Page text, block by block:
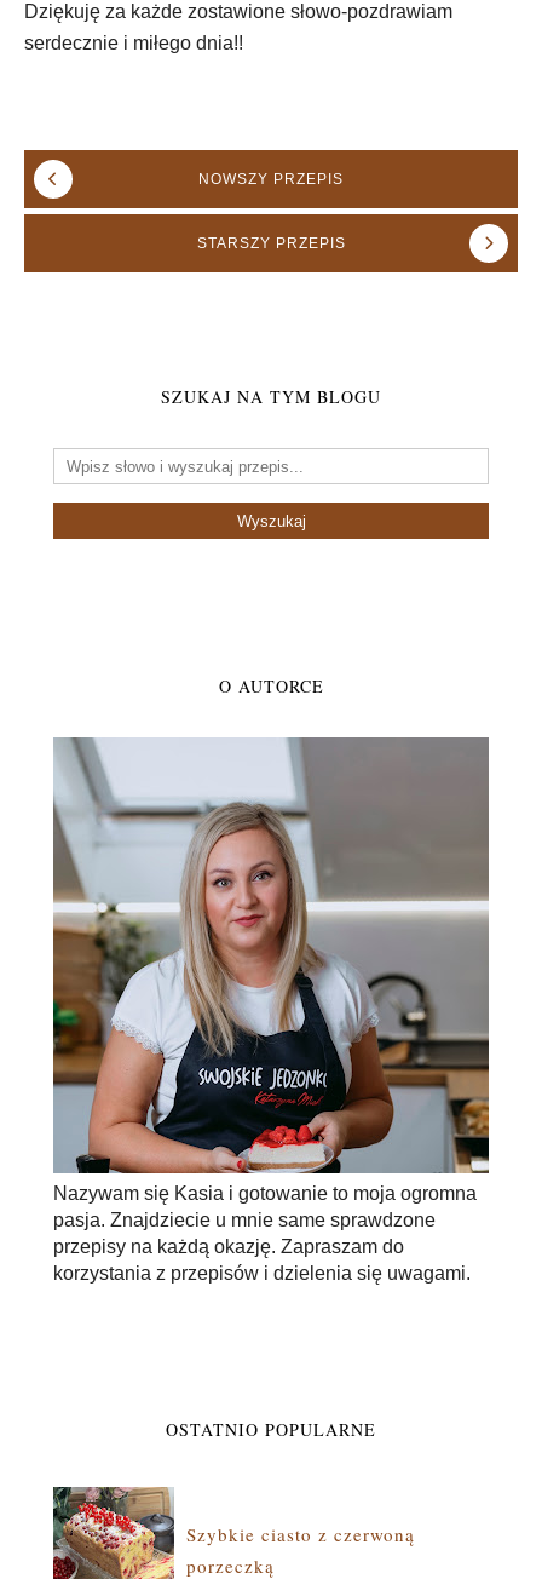
Dziękuję za każde zostawione słowo-pozdrawiam
serdecznie i miłego dnia!!
NOWSZY PRZEPIS
STARSZY PRZEPIS
SZUKAJ NA TYM BLOGU
O AUTORCE
Nazywam się Kasia i gotowanie to moja ogromna
pasja. Znajdziecie u mnie same sprawdzone
przepisy na każdą okazję. Zapraszam do
korzystania z przepisów i dzielenia się uwagami.
OSTATNIO POPULARNE
Szybkie ciasto z czerwoną
porzeczką